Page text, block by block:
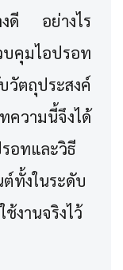
งดี อย่างไร
บคุมไอปรอท
ตถุประสงค์
วามนี้จึงได้
อทและวิธี
ทั้งในระดับ
งานจริงไว้